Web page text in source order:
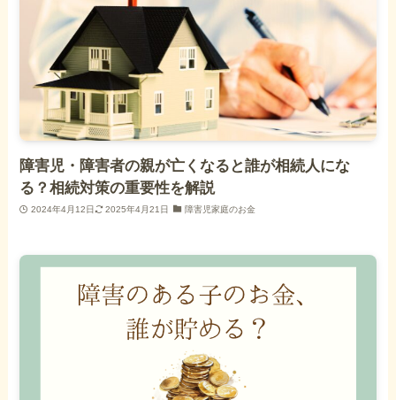
障害児・障害者の親が亡くなると誰が相続人にな
る？相続対策の重要性を解説
2024年4月12日 2025年4月21日 障害児家庭のお金